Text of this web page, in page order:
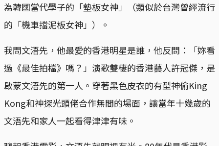
為韓國當代學子的「墊板女神」（類似於台灣曾經流行
的「機車擋泥板女神」）。
我問文浯先，他最愛的香港明星是誰，他反問：「妳看
過《最佳拍檔》嗎？」演歌雙棲的香港藝人許冠傑，是
啟蒙文浯先的第一人。穿著黑色皮衣的有型神偷King
Kong和神探光頭佬合作無間的場面，讓當年十幾歲的
文浯先和家人一起看得津津有味。